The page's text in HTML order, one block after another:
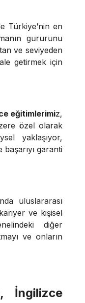
Türkiye’nin en
gururunu
ve seviyeden
getirmek için
eğitimlerimiz,
özel olarak
yaklaşıyor,
garanti
uluslararası
ve kişisel
diğer
ve onların
İngilizce